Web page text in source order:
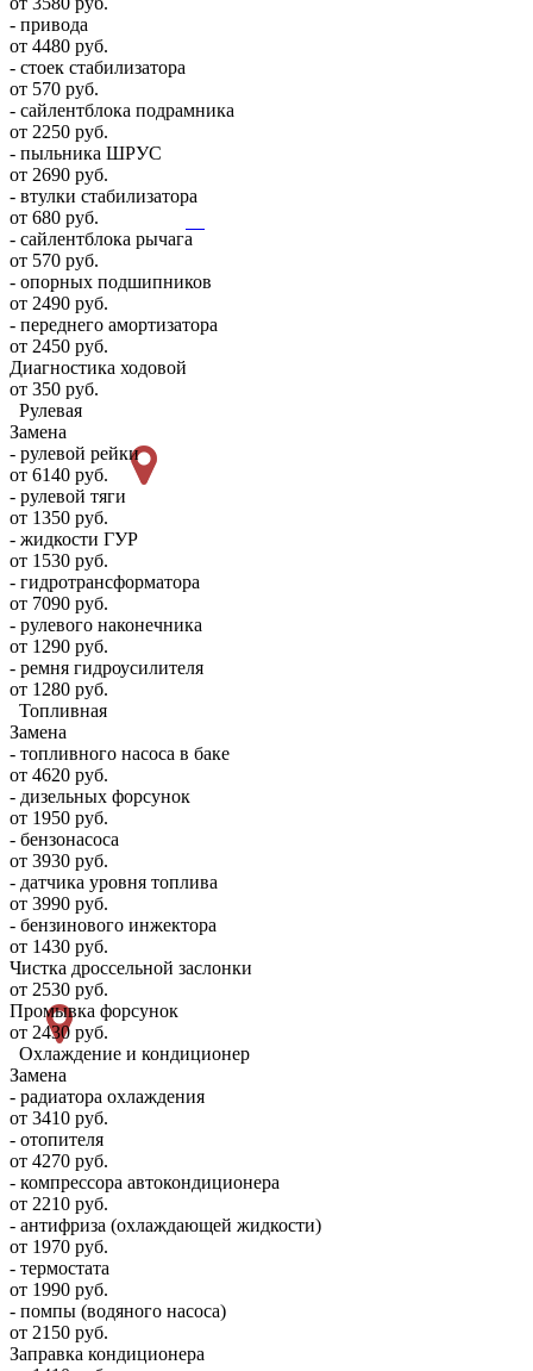
- привода
от 4480 руб.
- стоек стабилизатора
от 570 руб.
- сайлентблока подрамника
от 2250 руб.
- пыльника ШРУС
от 2690 руб.
- втулки стабилизатора
от 680 руб.
- сайлентблока рычага
от 570 руб.
- опорных подшипников
от 2490 руб.
- переднего амортизатора
от 2450 руб.
Диагностика ходовой
от 350 руб.
Рулевая
Замена
- рулевой рейки
от 6140 руб.
- рулевой тяги
от 1350 руб.
- жидкости ГУР
от 1530 руб.
- гидротрансформатора
от 7090 руб.
- рулевого наконечника
от 1290 руб.
- ремня гидроусилителя
от 1280 руб.
Топливная
Замена
- топливного насоса в баке
от 4620 руб.
- дизельных форсунок
от 1950 руб.
- бензонасоса
от 3930 руб.
- датчика уровня топлива
от 3990 руб.
- бензинового инжектора
от 1430 руб.
Чистка дроссельной заслонки
от 2530 руб.
Промывка форсунок
от 2430 руб.
Охлаждение и кондиционер
Замена
- радиатора охлаждения
от 3410 руб.
- отопителя
от 4270 руб.
- компрессора автокондиционера
от 2210 руб.
- антифриза (охлаждающей жидкости)
от 1970 руб.
- термостата
от 1990 руб.
- помпы (водяного насоса)
от 2150 руб.
Заправка кондиционера